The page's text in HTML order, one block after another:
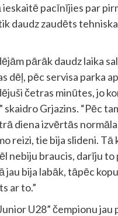
ieskaitē pacīnījies par
daudz zaudēts
pārāk daudz laika
dēļ, pēc servisa parka
četras minūtes, jo
skaidro Grjazins. “Pēc
diena izvērtās
reizi, tie bija slideni. Tā
nebiju braucis, darīju to
jau bija labāk, tāpēc
ar to.”
U28” čempionu jau